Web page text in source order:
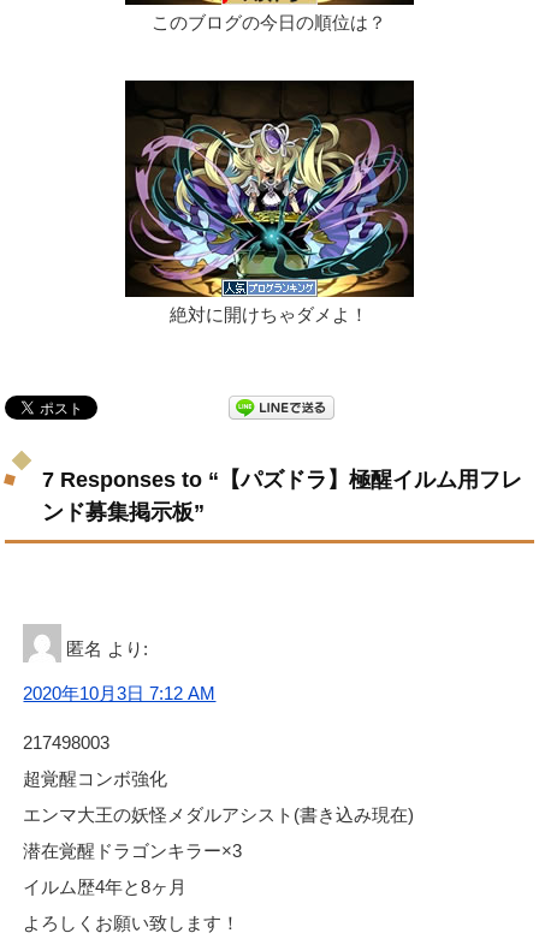
このブログの今日の順位は？
絶対に開けちゃダメよ！
7 Responses to “【パズドラ】極醒イルム用フレ
ンド募集掲示板”
匿名 より:
2020年10月3日 7:12 AM
217498003
超覚醒コンボ強化
エンマ大王の妖怪メダルアシスト(書き込み現在)
潜在覚醒ドラゴンキラー×3
イルム歴4年と8ヶ月
よろしくお願い致します！